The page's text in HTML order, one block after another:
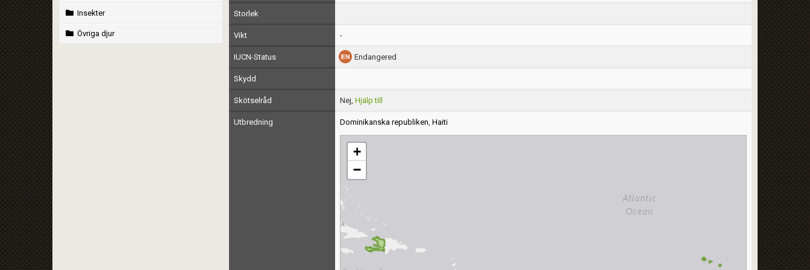
Insekter
Övriga djur
Storlek
Vikt -
IUCN-Status Endangered
Skydd
Skötselråd Nej, Hjälp till
Utbredning Dominikanska republiken, Haiti
+
−